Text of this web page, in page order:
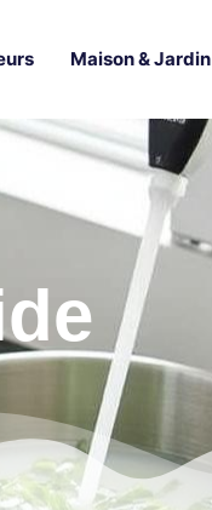
Maison & Jardin